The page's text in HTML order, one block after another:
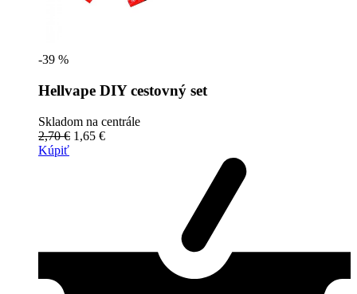
-39 %
Hellvape DIY cestovný set
Skladom na centrále
2,70 € 1,65 €
Kúpiť